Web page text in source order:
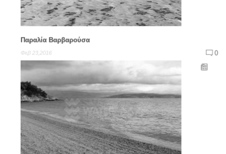
Παραλία Βαρβαρούσα
Φεβ 23,2016 0